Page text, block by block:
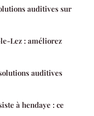
auditives sur
Lez : améliorez
auditives
à hendaye : ce